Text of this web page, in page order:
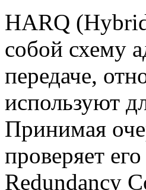
HARQ
собой схему
передаче,
используют
Принимая
проверяет
Redundancy